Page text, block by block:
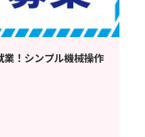
業！シンプル機械操作